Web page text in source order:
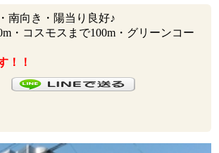
南向き・陽当り良好♪
・コスモスまで100m・グリーンコー
！！